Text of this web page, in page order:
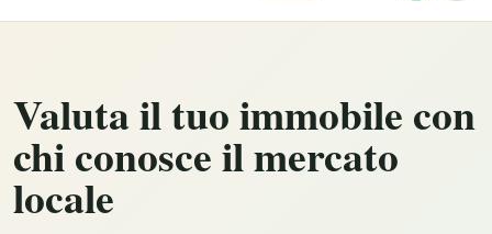
Valuta il tuo immobile con
chi conosce il mercato
locale